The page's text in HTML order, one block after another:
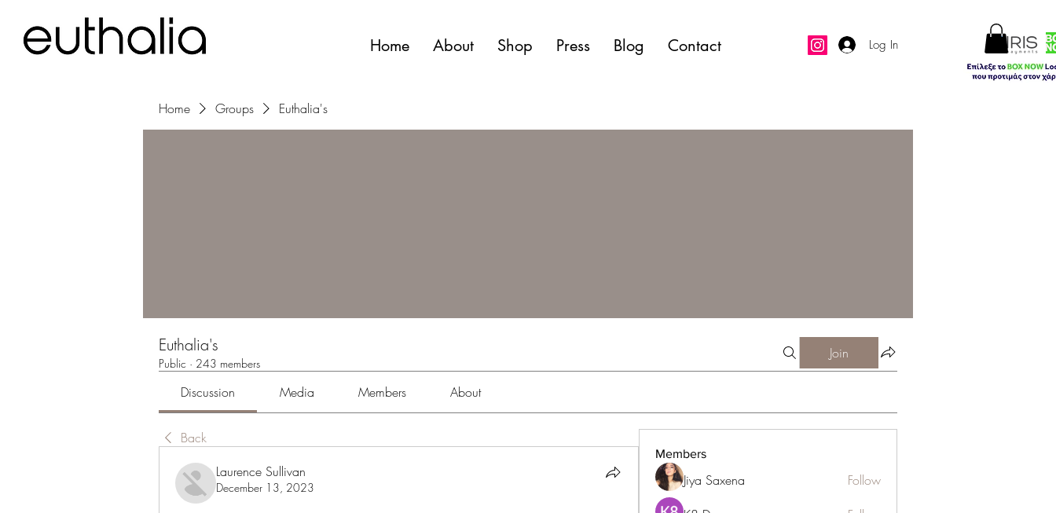
Home About Shop Press Blog Contact Log In
Home Groups Euthalia's
Euthalia's
Public · 243 members
Join
Discussion Media Members About
Back
Laurence Sullivan
December 13, 2023
Members
Jiya Saxena
Follow